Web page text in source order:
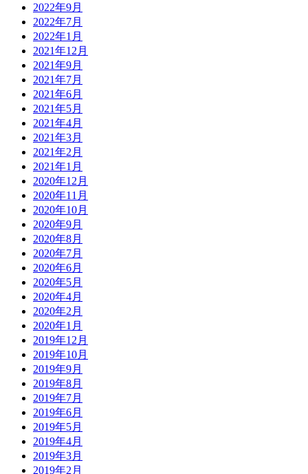
2022年9月
2022年7月
2022年1月
2021年12月
2021年9月
2021年7月
2021年6月
2021年5月
2021年4月
2021年3月
2021年2月
2021年1月
2020年12月
2020年11月
2020年10月
2020年9月
2020年8月
2020年7月
2020年6月
2020年5月
2020年4月
2020年2月
2020年1月
2019年12月
2019年10月
2019年9月
2019年8月
2019年7月
2019年6月
2019年5月
2019年4月
2019年3月
2019年2月